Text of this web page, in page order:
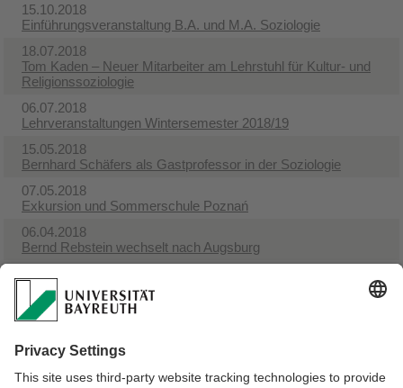
15.10.2018
Einführungsveranstaltung B.A. und M.A. Soziologie
18.07.2018
Tom Kaden – Neuer Mitarbeiter am Lehrstuhl für Kultur- und
Religionssoziologie
06.07.2018
Lehrveranstaltungen Wintersemester 2018/19
15.05.2018
Bernhard Schäfers als Gastprofessor in der Soziologie
07.05.2018
Exkursion und Sommerschule Poznań
06.04.2018
Bernd Rebstein wechselt nach Augsburg
Kommentiertes Vorlesungsverzeichnis Sommersemester
2018
Refigurations of Society. Sociological Perspectives on
Modernity in Transition